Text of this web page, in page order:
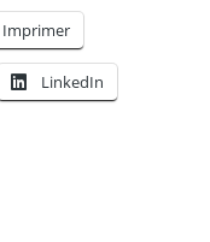
Imprimer
LinkedIn